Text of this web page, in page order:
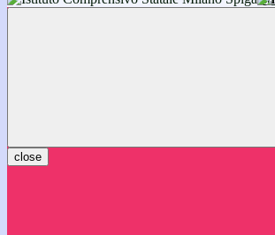
inizieranno il 14 settembre 2026: vi aspettiamo!
close